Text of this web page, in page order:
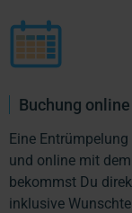
Buchung
Eine
und online mit
bekommst Du
inklusive